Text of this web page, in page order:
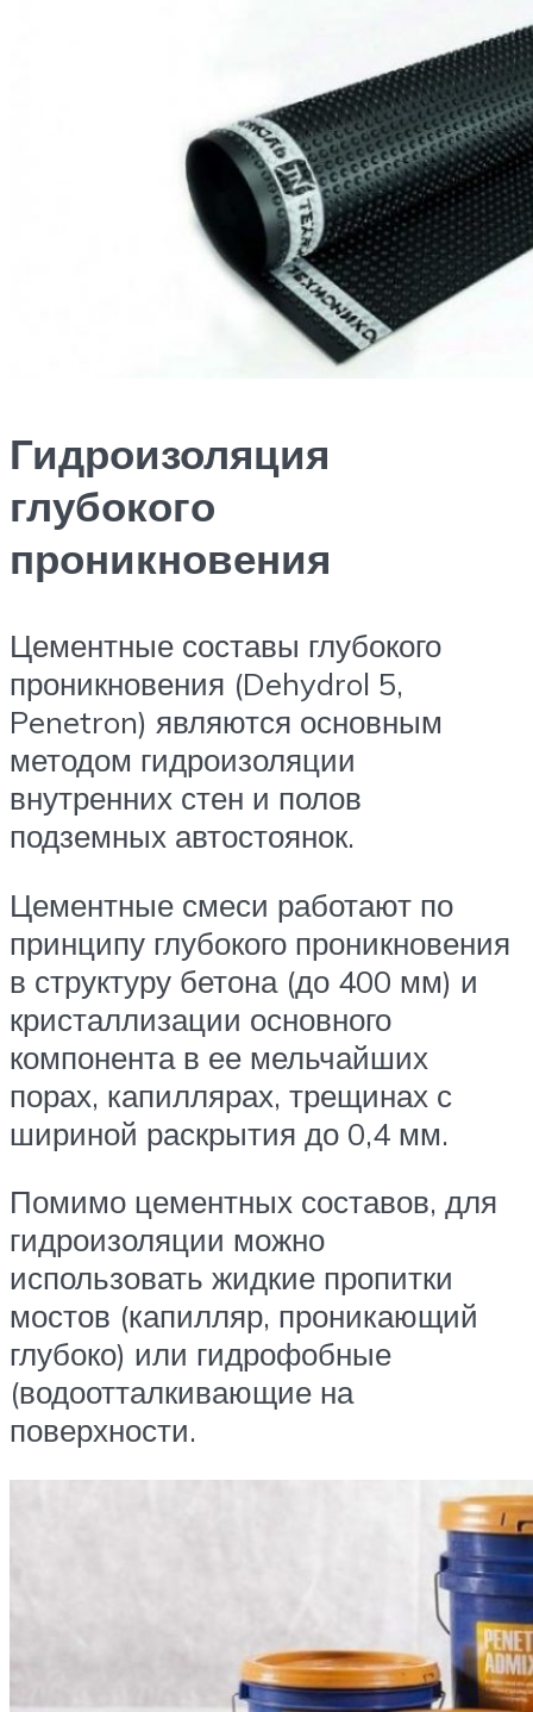
Гидроизоляция
глубокого
проникновения
Цементные составы глубокого
проникновения (Dehydrol 5,
Penetron) являются основным
методом гидроизоляции
внутренних стен и полов
подземных автостоянок.
Цементные смеси работают по
принципу глубокого проникновения
в структуру бетона (до 400 мм) и
кристаллизации основного
компонента в ее мельчайших
порах, капиллярах, трещинах с
шириной раскрытия до 0,4 мм.
Помимо цементных составов, для
гидроизоляции можно
использовать жидкие пропитки
мостов (капилляр, проникающий
глубоко) или гидрофобные
(водоотталкивающие на
поверхности.